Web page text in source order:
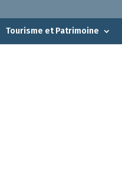
Tourisme et Patrimoine